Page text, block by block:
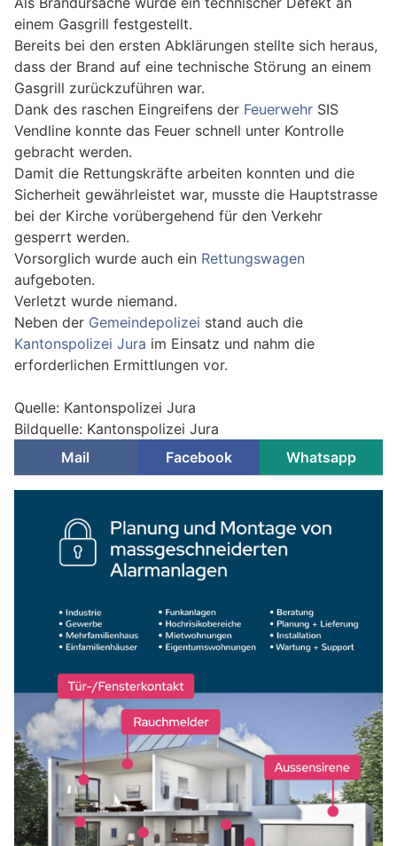
einem Gasgrill festgestellt.
Bereits bei den ersten Abklärungen stellte sich heraus,
dass der Brand auf eine technische Störung an einem
Gasgrill zurückzuführen war.
Dank des raschen Eingreifens der Feuerwehr SIS
Vendline konnte das Feuer schnell unter Kontrolle
gebracht werden.
Damit die Rettungskräfte arbeiten konnten und die
Sicherheit gewährleistet war, musste die Hauptstrasse
bei der Kirche vorübergehend für den Verkehr
gesperrt werden.
Vorsorglich wurde auch ein Rettungswagen
aufgeboten.
Verletzt wurde niemand.
Neben der Gemeindepolizei stand auch die
Kantonspolizei Jura im Einsatz und nahm die
erforderlichen Ermittlungen vor.
Quelle: Kantonspolizei Jura
Bildquelle: Kantonspolizei Jura
Mail
Facebook Whatsapp